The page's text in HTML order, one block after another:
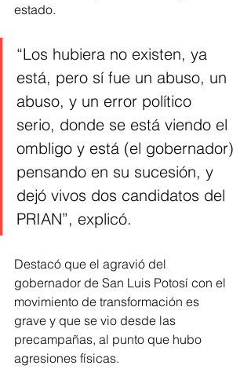
estado.
“Los hubiera no existen, ya
está, pero sí fue un abuso, un
abuso, y un error político
serio, donde se está viendo el
ombligo y está (el gobernador)
pensando en su sucesión, y
dejó vivos dos candidatos del
PRIAN”, explicó.
Destacó que el agravió del
gobernador de San Luis Potosí con el
movimiento de transformación es
grave y que se vio desde las
precampañas, al punto que hubo
agresiones físicas.